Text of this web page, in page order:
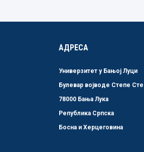
АДРЕСА
Универзитет у Бањој Луци
Булевар војводе Степе
78000 Бања Лука
Република Српска
Босна и Херцеговина